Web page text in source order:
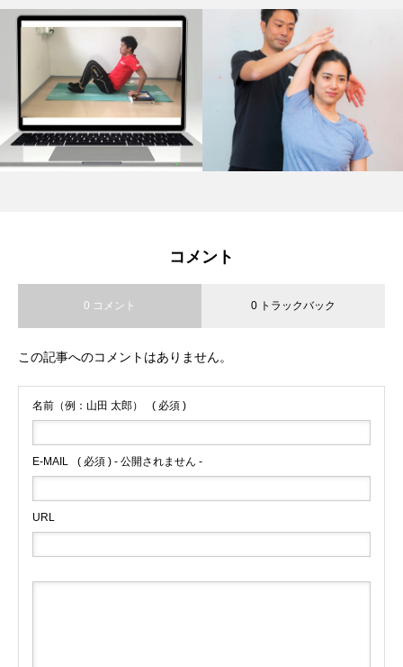
コメント
0 コメント 0 トラックバック
この記事へのコメントはありません。
名前（例：山田 太郎） ( 必須 )
E-MAIL ( 必須 ) - 公開されません -
URL